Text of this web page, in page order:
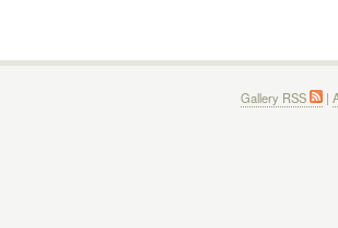
Gallery RSS |